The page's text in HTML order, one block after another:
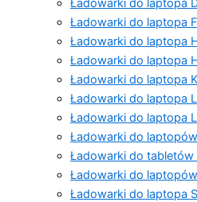
Ładowarki do laptopa
Ładowarki do laptopa
Ładowarki do laptopa
Ładowarki do laptopa
Ładowarki do laptopa
Ładowarki do laptopa
Ładowarki do
Ładowarki do tabletów
Ładowarki do
Ładowarki do laptopa